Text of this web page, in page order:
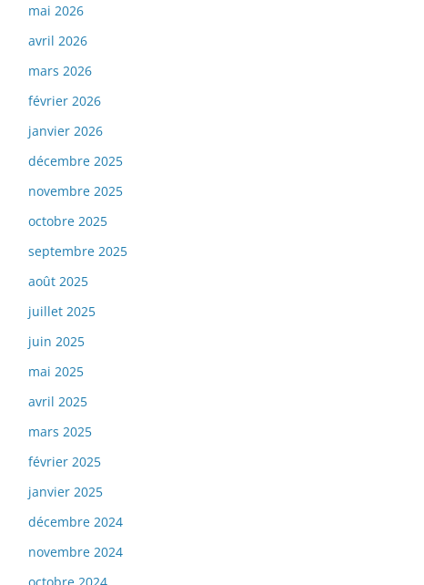
mai 2026
avril 2026
mars 2026
février 2026
janvier 2026
décembre 2025
novembre 2025
octobre 2025
septembre 2025
août 2025
juillet 2025
juin 2025
mai 2025
avril 2025
mars 2025
février 2025
janvier 2025
décembre 2024
novembre 2024
octobre 2024